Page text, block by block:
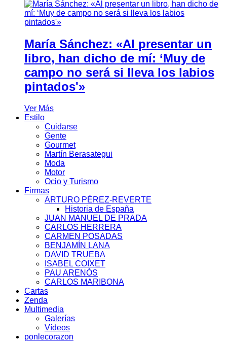
María Sánchez: «Al presentar un
libro, han dicho de mí: ‘Muy de
campo no será si lleva los labios
pintados'»
Ver Más
Estilo
Cuidarse
Gente
Gourmet
Martín Berasategui
Moda
Motor
Ocio y Turismo
Firmas
ARTURO PÉREZ-REVERTE
Historia de España
JUAN MANUEL DE PRADA
CARLOS HERRERA
CARMEN POSADAS
BENJAMÍN LANA
DAVID TRUEBA
ISABEL COIXET
PAU ARENÓS
CARLOS MARIBONA
Cartas
Zenda
Multimedia
Galerías
Vídeos
ponlecorazon